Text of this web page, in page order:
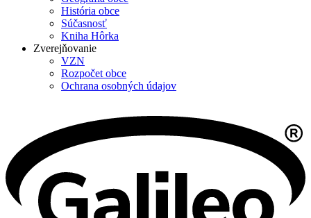
História obce
Súčasnosť
Kniha Hôrka
Zverejňovanie
VZN
Rozpočet obce
Ochrana osobných údajov